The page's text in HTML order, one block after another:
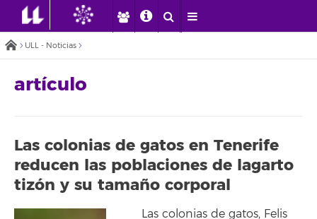
ULL - Noticias
artículo
Las colonias de gatos en Tenerife
reducen las poblaciones de lagarto
tizón y su tamaño corporal
Las colonias de gatos, Felis